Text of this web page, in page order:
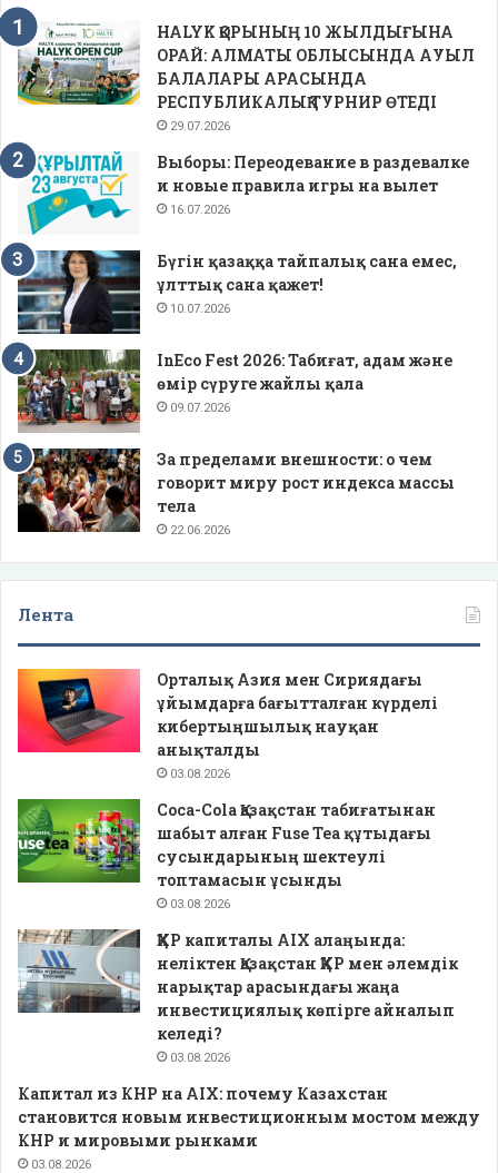
HALYK ҚОРЫНЫҢ 10 ЖЫЛДЫҒЫНА
ОРАЙ: АЛМАТЫ ОБЛЫСЫНДА АУЫЛ
БАЛАЛАРЫ АРАСЫНДА
РЕСПУБЛИКАЛЫҚ ТУРНИР ӨТЕДІ
29.07.2026
Выборы: Переодевание в раздевалке
и новые правила игры на вылет
16.07.2026
Бүгін қазаққа тайпалық сана емес,
ұлттық сана қажет!
10.07.2026
InEco Fest 2026: Табиғат, адам және
өмір сүруге жайлы қала
09.07.2026
За пределами внешности: о чем
говорит миру рост индекса массы
тела
22.06.2026
Лента
Орталық Азия мен Сириядағы
ұйымдарға бағытталған күрделі
кибертыңшылық науқан
анықталды
03.08.2026
Coca-Cola Қазақстан табиғатынан
шабыт алған Fuse Tea құтыдағы
сусындарының шектеулі
топтамасын ұсынды
03.08.2026
ҚХР капиталы AIX алаңында:
неліктен Қазақстан ҚХР мен әлемдік
нарықтар арасындағы жаңа
инвестициялық көпірге айналып
келеді?
03.08.2026
Капитал из КНР на AIX: почему Казахстан
становится новым инвестиционным мостом между
КНР и мировыми рынками
03.08.2026